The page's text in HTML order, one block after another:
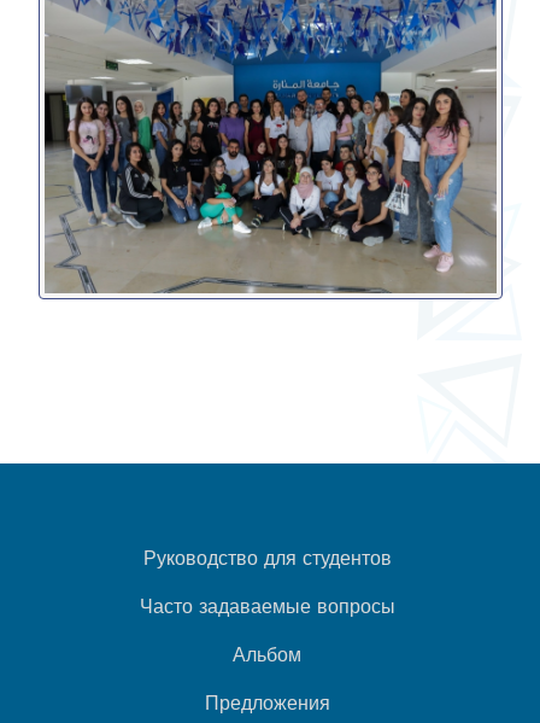
Руководство для студентов
Часто задаваемые вопросы
Альбом
Предложения